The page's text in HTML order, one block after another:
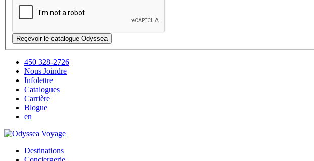
Reçevoir le catalogue Odyssea
450 328-2726
Nous Joindre
Infolettre
Catalogues
Carrière
Blogue
en
Destinations